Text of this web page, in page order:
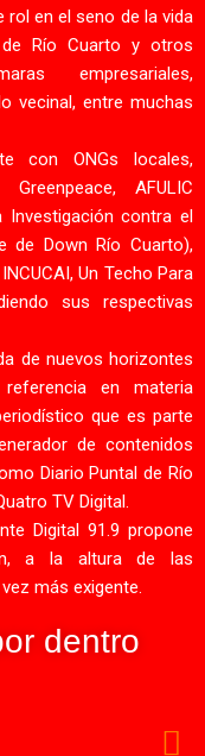
en el seno de la vida
Río Cuarto y otros
empresariales,
vecinal, entre muchas
con ONGs locales,
AFULIC
Investigación contra el
de Down Río Cuarto),
Un Techo Para
sus respectivas
de nuevos horizontes
en materia
que es parte
de contenidos
Diario Puntal de Río
TV Digital.
Digital 91.9 propone
a la altura de las
más exigente.
dentro